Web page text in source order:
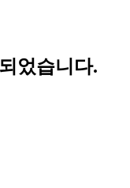
었습니다.